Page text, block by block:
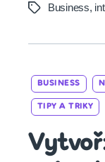
Tags Business,
BUSINESS
TIPY A TRIKY